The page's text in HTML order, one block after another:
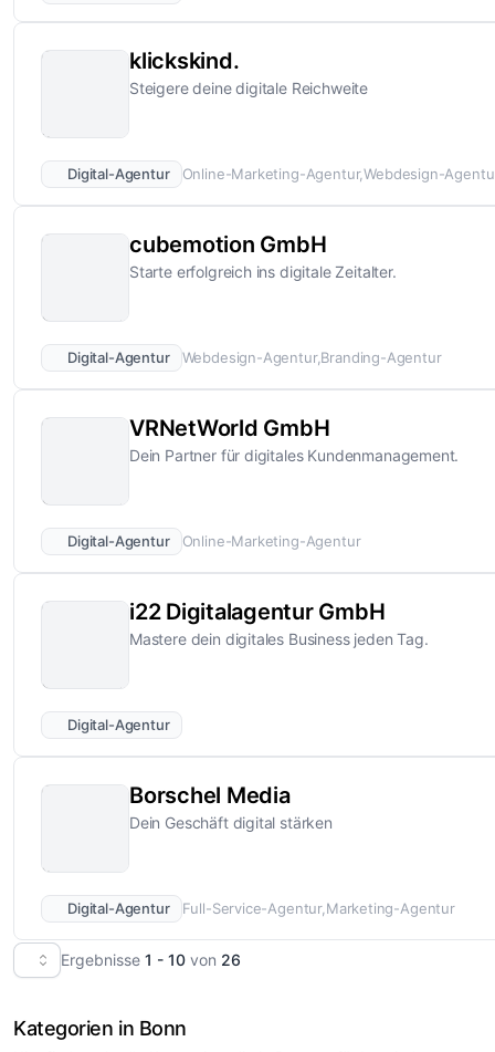
klickskind.
Steigere deine digitale Reichweite
Digital-Agentur Online-Marketing-Agentur Webdesign-
cubemotion GmbH
Starte erfolgreich ins digitale Zeitalter.
Digital-Agentur Webdesign-Agentur Branding-Agentur
VRNetWorld GmbH
Dein Partner für digitales Kundenmanagement.
Digital-Agentur Online-Marketing-Agentur
i22 Digitalagentur GmbH
Mastere dein digitales Business jeden Tag.
Digital-Agentur
Borschel Media
Dein Geschäft digital stärken
Digital-Agentur Full-Service-Agentur Marketing-Agentur
Ergebnisse 1 - 10 von 26
Kategorien in Bonn